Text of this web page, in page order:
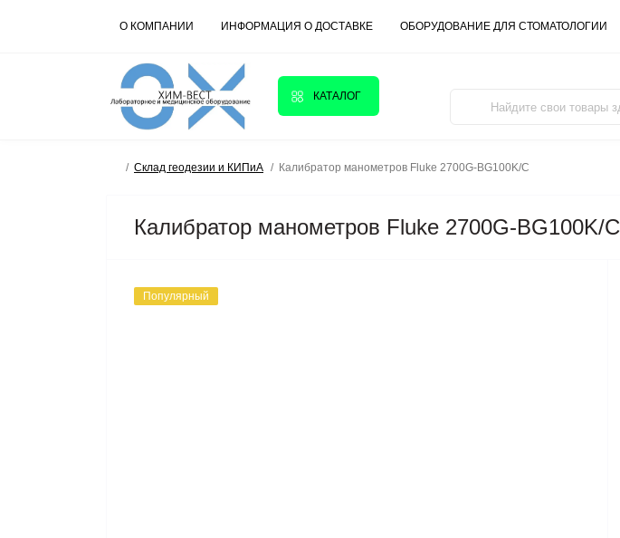
О КОМПАНИИ ИНФОРМАЦИЯ О ДОСТАВКЕ ОБОРУДОВАНИЕ ДЛЯ СТОМАТОЛОГИИ
КАТАЛОГ
Склад геодезии и КИПиА Калибратор манометров Fluke 2700G-BG100K/C
Калибратор манометров Fluke 2700G-BG100K/C
Популярный